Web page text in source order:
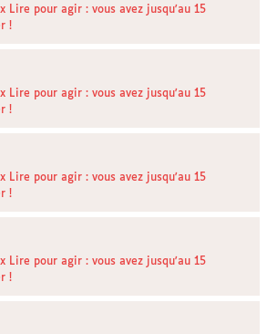
Lire pour agir : vous avez jusqu'au 15
!
Lire pour agir : vous avez jusqu'au 15
!
Lire pour agir : vous avez jusqu'au 15
!
Lire pour agir : vous avez jusqu'au 15
!